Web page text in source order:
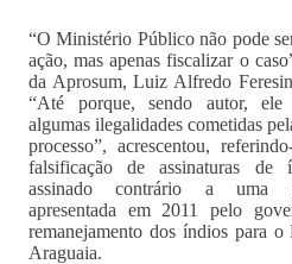
“O Ministério Público não pode
ação, mas apenas fiscalizar o
da Aprosum, Luiz Alfredo
“Até porque, sendo autor,
algumas ilegalidades cometidas
processo”, acrescentou,
falsificação de assinaturas de
assinado contrário a uma
apresentada em 2011 pelo
remanejamento dos índios para o
Araguaia.